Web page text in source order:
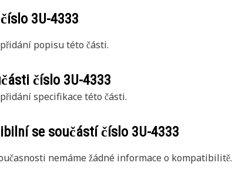
3U-4333
popisu této části.
číslo 3U-4333
specifikace této části.
se součástí číslo 3U-4333
nemáme žádné informace o kompatibilitě.